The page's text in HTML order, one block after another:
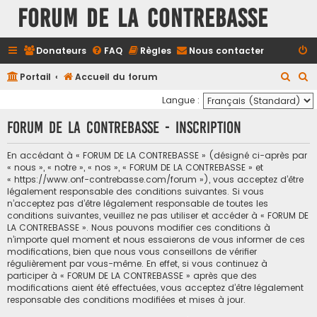
FORUM DE LA CONTREBASSE
Donateurs FAQ Règles Nous contacter
Portail Accueil du forum
e
c
e
c
c
r
Langue :
FORUM DE LA CONTREBASSE - Inscription
En accédant à « FORUM DE LA CONTREBASSE » (désigné ci-après par
« nous », « notre », « nos », « FORUM DE LA CONTREBASSE » et
« https://www.onf-contrebasse.com/forum »), vous acceptez d’être
légalement responsable des conditions suivantes. Si vous
n’acceptez pas d’être légalement responsable de toutes les
conditions suivantes, veuillez ne pas utiliser et accéder à « FORUM DE
LA CONTREBASSE ». Nous pouvons modifier ces conditions à
n’importe quel moment et nous essaierons de vous informer de ces
modifications, bien que nous vous conseillons de vérifier
régulièrement par vous-même. En effet, si vous continuez à
participer à « FORUM DE LA CONTREBASSE » après que des
modifications aient été effectuées, vous acceptez d’être légalement
responsable des conditions modifiées et mises à jour.